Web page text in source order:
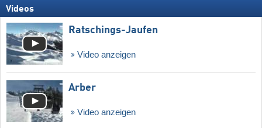
Videos
Ratschings-Jaufen
Video anzeigen
Arber
Video anzeigen